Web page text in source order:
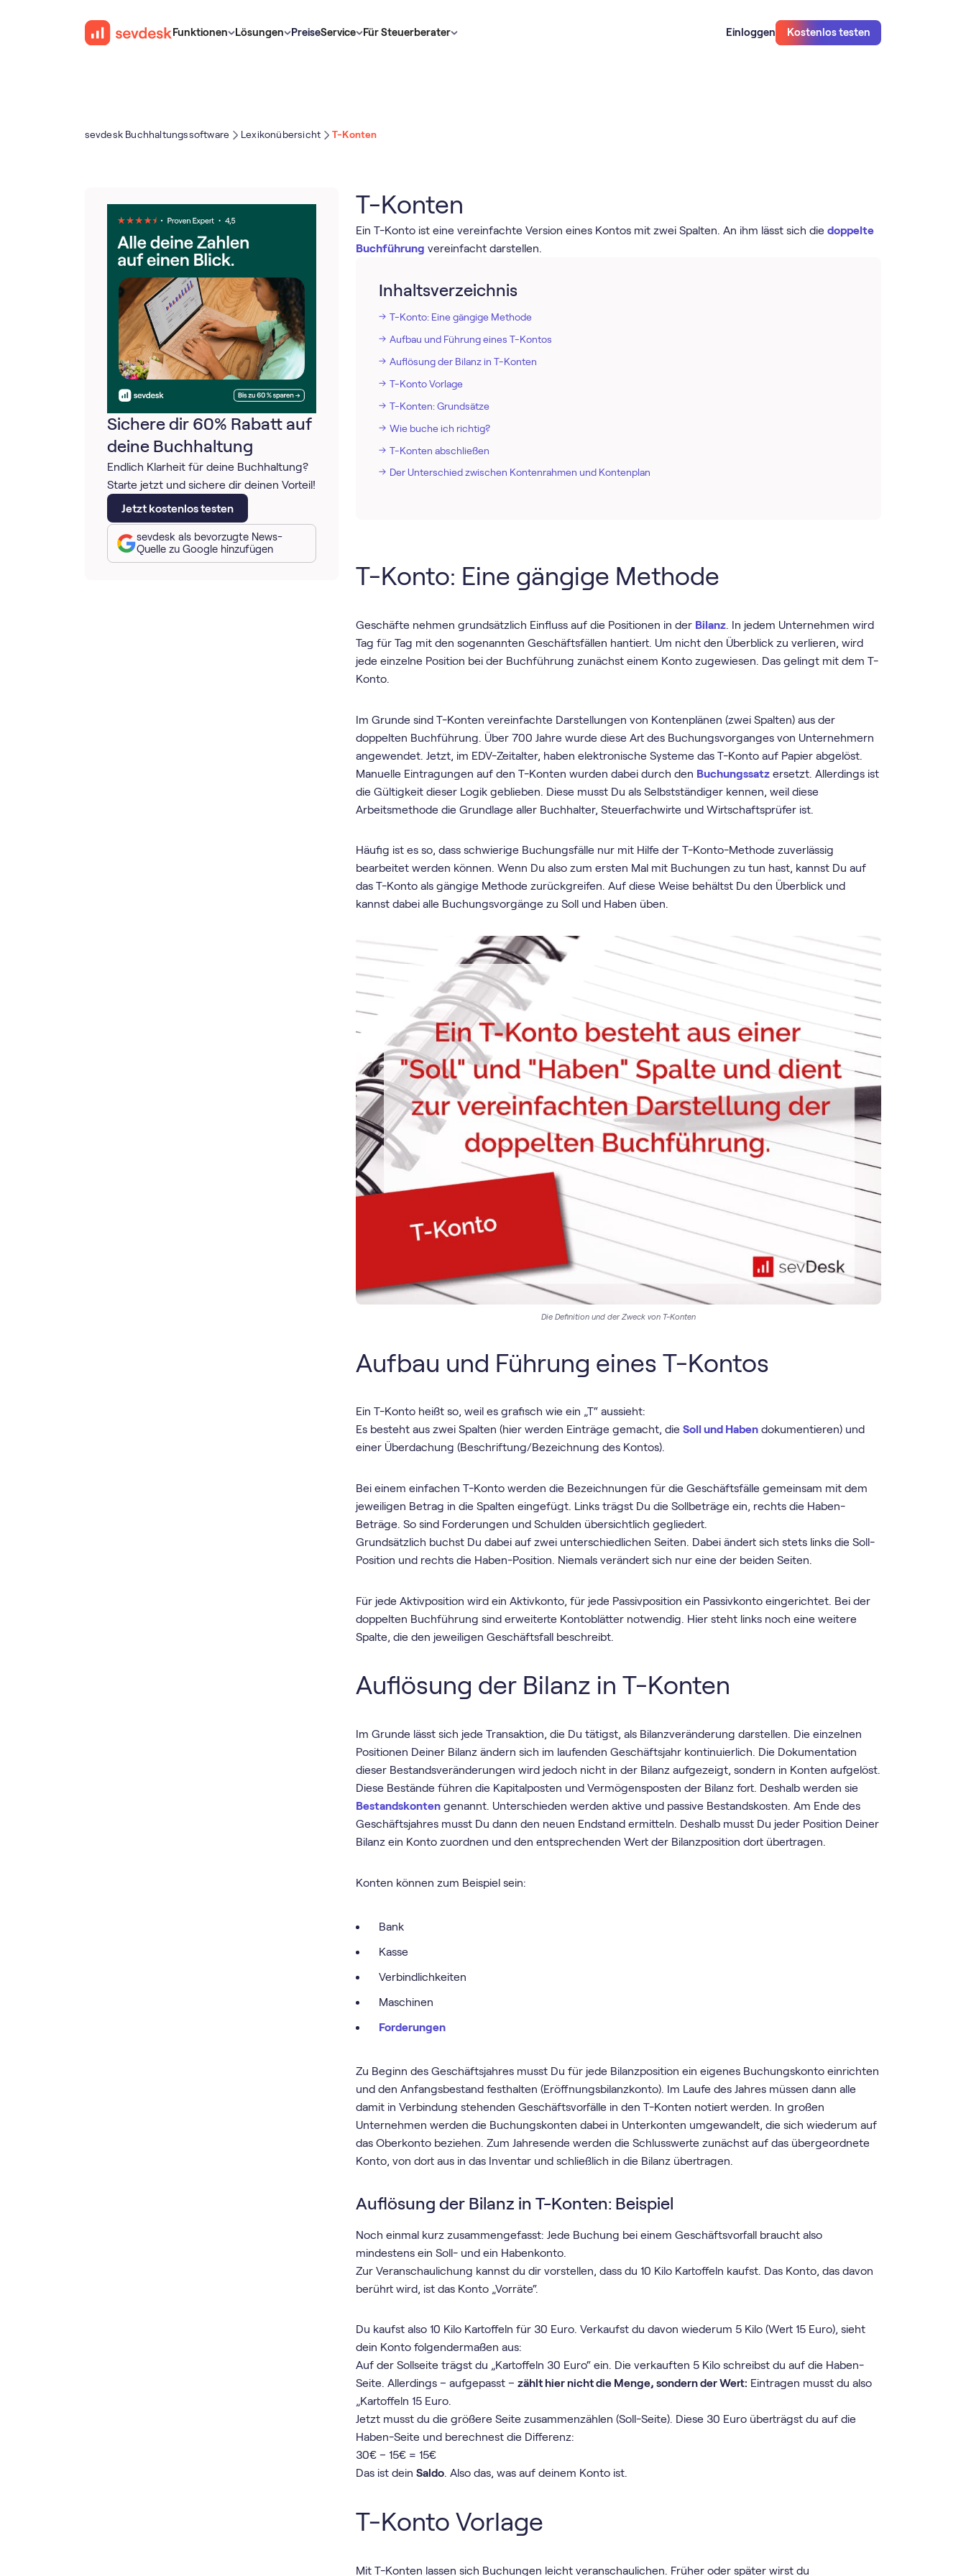
Funktionen Lösungen PreiseService Für Steuerberater Einloggen Kostenlos testen
sevdesk Buch­haltungs­software Lexikonübersicht T-Konten
Sichere dir 60% Rabatt auf
deine Buchhaltung
Endlich Klarheit für deine Buchhaltung?
Starte jetzt und sichere dir deinen Vorteil!
Jetzt kostenlos testen
sevdesk als bevorzugte News-
Quelle zu Google hinzufügen
T-Konten
Ein T-Konto ist eine vereinfachte Version eines Kontos mit zwei Spalten. An ihm lässt sich diedoppelte
Buchführung vereinfacht darstellen.
Inhaltsverzeichnis
T-Konto: Eine gängige Methode
Aufbau und Führung eines T-Kontos
Auflösung der Bilanz in T-Konten
T-Konto Vorlage
T-Konten: Grundsätze
Wie buche ich richtig?
T-Konten abschließen
Der Unterschied zwischen Kontenrahmen und Kontenplan
T-Konto: Eine gängige Methode
Geschäfte nehmen grundsätzlich Einfluss auf die Positionen in der Bilanz. In jedem Unternehmen wird
Tag für Tag mit den sogenannten Geschäftsfällen hantiert. Um nicht den Überblick zu verlieren, wird
jede einzelne Position bei der Buchführung zunächst einem Konto zugewiesen. Das gelingt mit dem T-
Konto.
Im Grunde sind T-Konten vereinfachte Darstellungen von Kontenplänen (zwei Spalten) aus der
doppelten Buchführung. Über 700 Jahre wurde diese Art des Buchungsvorganges von Unternehmern
angewendet. Jetzt, im EDV-Zeitalter, haben elektronische Systeme das T-Konto auf Papier abgelöst.
Manuelle Eintragungen auf den T-Konten wurden dabei durch den Buchungssatz ersetzt. Allerdings ist
die Gültigkeit dieser Logik geblieben. Diese musst Du als Selbstständiger kennen, weil diese
Arbeitsmethode die Grundlage aller Buchhalter, Steuerfachwirte und Wirtschaftsprüfer ist.
Häufig ist es so, dass schwierige Buchungsfälle nur mit Hilfe der T-Konto-Methode zuverlässig
bearbeitet werden können. Wenn Du also zum ersten Mal mit Buchungen zu tun hast, kannst Du auf
das T-Konto als gängige Methode zurückgreifen. Auf diese Weise behältst Du den Überblick und
kannst dabei alle Buchungsvorgänge zu Soll und Haben üben.
Die Definition und der Zweck von T-Konten
Aufbau und Führung eines T-Kontos
Ein T-Konto heißt so, weil es grafisch wie ein „T“ aussieht:
Es besteht aus zwei Spalten (hier werden Einträge gemacht, dieSoll und Haben dokumentieren) und
einer Überdachung (Beschriftung/Bezeichnung des Kontos).
Bei einem einfachen T-Konto werden die Bezeichnungen für die Geschäftsfälle gemeinsam mit dem
jeweiligen Betrag in die Spalten eingefügt. Links trägst Du die Sollbeträge ein, rechts die Haben-
Beträge. So sind Forderungen und Schulden übersichtlich gegliedert.
Grundsätzlich buchst Du dabei auf zwei unterschiedlichen Seiten. Dabei ändert sich stets links die Soll-
Position und rechts die Haben-Position. Niemals verändert sich nur eine der beiden Seiten.
Für jede Aktivposition wird ein Aktivkonto, für jede Passivposition ein Passivkonto eingerichtet. Bei der
doppelten Buchführung sind erweiterte Kontoblätter notwendig. Hier steht links noch eine weitere
Spalte, die den jeweiligen Geschäftsfall beschreibt.
Auflösung der Bilanz in T-Konten
Im Grunde lässt sich jede Transaktion, die Du tätigst, als Bilanzveränderung darstellen. Die einzelnen
Positionen Deiner Bilanz ändern sich im laufenden Geschäftsjahr kontinuierlich. Die Dokumentation
dieser Bestandsveränderungen wird jedoch nicht in der Bilanz aufgezeigt, sondern in Konten aufgelöst.
Diese Bestände führen die Kapitalposten und Vermögensposten der Bilanz fort. Deshalb werden sie
Bestandskonten genannt. Unterschieden werden aktive und passive Bestandskosten. Am Ende des
Geschäftsjahres musst Du dann den neuen Endstand ermitteln. Deshalb musst Du jeder Position Deiner
Bilanz ein Konto zuordnen und den entsprechenden Wert der Bilanzposition dort übertragen.
Konten können zum Beispiel sein:
Bank
Kasse
Verbindlichkeiten
Maschinen
Forderungen
Zu Beginn des Geschäftsjahres musst Du für jede Bilanzposition ein eigenes Buchungskonto einrichten
und den Anfangsbestand festhalten (Eröffnungsbilanzkonto). Im Laufe des Jahres müssen dann alle
damit in Verbindung stehenden Geschäftsvorfälle in den T-Konten notiert werden. In großen
Unternehmen werden die Buchungskonten dabei in Unterkonten umgewandelt, die sich wiederum auf
das Oberkonto beziehen. Zum Jahresende werden die Schlusswerte zunächst auf das übergeordnete
Konto, von dort aus in das Inventar und schließlich in die Bilanz übertragen.
Auflösung der Bilanz in T-Konten: Beispiel
Noch einmal kurz zusammengefasst: Jede Buchung bei einem Geschäftsvorfall braucht also
mindestens ein Soll- und ein Habenkonto.
Zur Veranschaulichung kannst du dir vorstellen, dass du 10 Kilo Kartoffeln kaufst. Das Konto, das davon
berührt wird, ist das Konto „Vorräte“.
Du kaufst also 10 Kilo Kartoffeln für 30 Euro. Verkaufst du davon wiederum 5 Kilo (Wert 15 Euro), sieht
dein Konto folgendermaßen aus:
Auf der Sollseite trägst du „Kartoffeln 30 Euro“ ein. Die verkauften 5 Kilo schreibst du auf die Haben-
Seite. Allerdings – aufgepasst –zählt hier nicht die Menge, sondern der Wert: Eintragen musst du also
„Kartoffeln 15 Euro.
Jetzt musst du die größere Seite zusammenzählen (Soll-Seite). Diese 30 Euro überträgst du auf die
Haben-Seite und berechnest die Differenz:
30€ – 15€ = 15€
Das ist deinSaldo. Also das, was auf deinem Konto ist.
T-Konto Vorlage
Mit T-Konten lassen sich Buchungen leicht veranschaulichen. Früher oder später wirst du